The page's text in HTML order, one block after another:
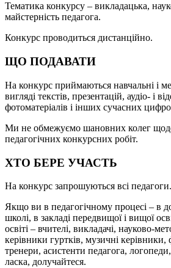
Тематика конкурсу – викладацька,
майстерність педагога.
Конкурс проводиться дистанційно.
ЩО ПОДАВАТИ
На конкурс приймаються навчальні і
вигляді текстів, презентацій, аудіо- і
фотоматеріалів і інших сучасних
Ми не обмежуємо шановних колег
педагогічних конкурсних робіт.
ХТО БЕРЕ УЧАСТЬ
На конкурс запрошуються всі педагоги.
Якщо ви в педагогічному процесі – в
школі, в закладі передвищої і вищої
освіті – вчителі, викладачі, науково-
керівники гуртків, музичні керівники,
тренери, асистенти педагога,
ласка, долучайтеся.